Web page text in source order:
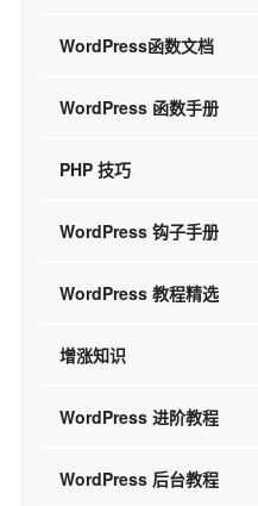
WordPress函数文档
WordPress 函数手册
PHP 技巧
WordPress 钩子手册
WordPress 教程精选
增涨知识
WordPress 进阶教程
WordPress 后台教程